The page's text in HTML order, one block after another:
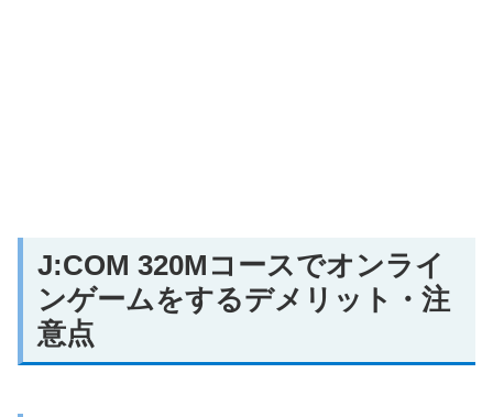
J:COM 320Mコースでオンライ
ンゲームをするデメリット・注
意点